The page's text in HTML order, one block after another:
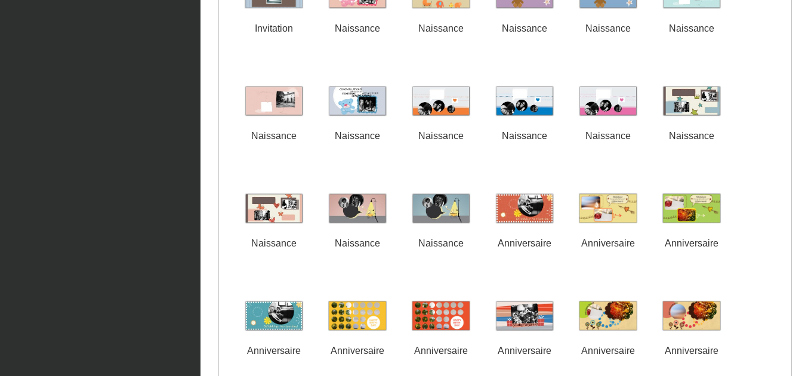
Invitation Naissance Naissance Naissance Naissance Naissance
Naissance Naissance Naissance Naissance Naissance Naissance
Naissance Naissance Naissance Anniversaire Anniversaire Anniversaire
Anniversaire Anniversaire Anniversaire Anniversaire Anniversaire Anniversaire